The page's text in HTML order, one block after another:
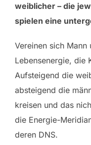
weiblicher – die
spielen eine
Vereinen sich
Lebensenergie, die
Aufsteigend die
absteigend die
kreisen und das
die Energie-
deren DNS.